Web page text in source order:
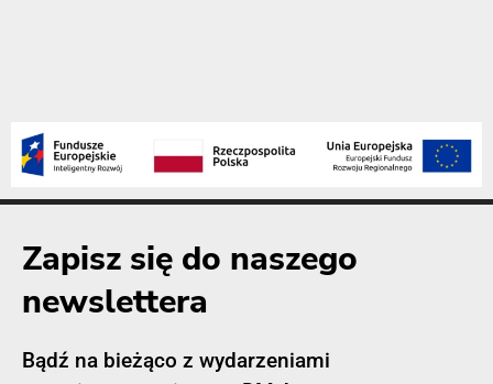
Zapisz się do naszego
newslettera
Bądź na bieżąco z wydarzeniami